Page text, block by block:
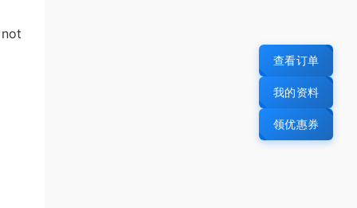
查看订单
我的资料
领优惠券